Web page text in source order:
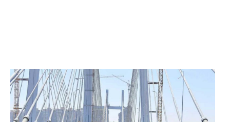
الرئيس عبد الفتاح السيسي يفتتح محور روض الفرج
وكوبري تحيا مصر